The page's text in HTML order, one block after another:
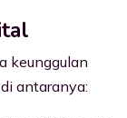
keunggulan
antaranya: